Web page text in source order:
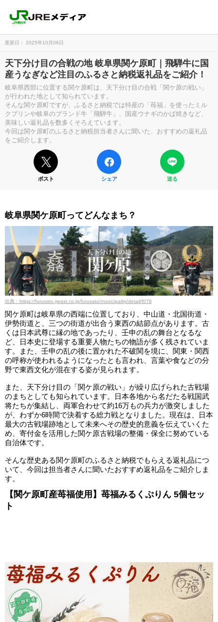
更新日： 2025年10月08日
天下分け目の合戦の地 岐阜県関ケ原町｜飛騨牛に国
産うなぎなど注目のふるさと納税返礼品をご紹介！
岐阜県西部に位置する関ケ原町は、天下分け目の合戦「関ケ原の戦い」
が行われた地として知られています。
そんな関ケ原町ですが、ふるさと納税では特産の「苺福」を使ったミル
クプリンや岐阜のブランド牛「飛騨牛」、国産ウナギのかば焼きなど、
美味しい返礼品を数多くそろえています。
今回は関ケ原町のふるさと納税担当者さんに聞いた、おすすめの返礼品
をご紹介します。
ポスト シェア 送る
岐阜県関ケ原町ってどんなまち？
出典：https://furusato.jreast.co.jp/furusato/municipality/detail/f078
関ケ原町は岐阜県の西端に位置しており、中山道・北国街道・
伊勢街道と、三つの街道が出合う東西の結節点があります。古
くは日本武尊に縁の地であったり、壬申の乱の舞台となるな
ど、日本史に登場する重要人物たちの物語が多く残されていま
す。また、壬申の乱の後に置かれた不破関を境に、関東・関西
の呼称が使われるようになったとも言われ、言葉や食などの分
野で東西文化が混在する姿が見られます。
また、天下分け目の「関ケ原の戦い」が繰り広げられた古戦場
のまちとしても知られています。日本各地から名だたる戦国武
将たちが集結し、両軍合わせて約16万もの兵力が激突しました
が、わずか6時間で決着する総力戦となりました。現在は、日本
最大の古戦場跡地として未来へその歴史的意義を伝えていくた
め、寄付金を活用した関ケ原古戦場の整備・保全に努めている
自治体です。
そんな歴史ある関ケ原町のふるさと納税でもらえる返礼品につ
いて、今回は担当者さんに聞いたおすすめ返礼品をご紹介しま
す。
【関ケ原町産苺福使用】苺福みるくぷりん 5個セッ
ト